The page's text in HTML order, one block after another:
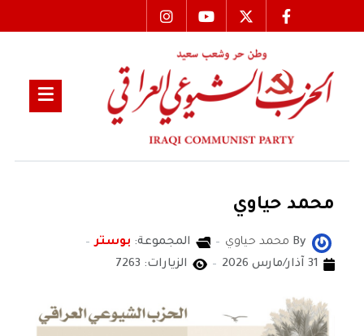
محمد حياوي
By محمد حياوي المجموعة: بوستر
31 آذار/مارس 2026
الزيارات: 7263